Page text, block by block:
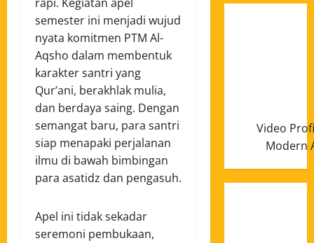
rapi. Kegiatan apel
semester ini menjadi wujud
nyata komitmen PTM Al-
Aqsho dalam membentuk
karakter santri yang
Qur’ani, berakhlak mulia,
dan berdaya saing. Dengan
semangat baru, para santri
siap menapaki perjalanan
ilmu di bawah bimbingan
para asatidz dan pengasuh.
Apel ini tidak sekadar
seremoni pembukaan,
Video
Modern